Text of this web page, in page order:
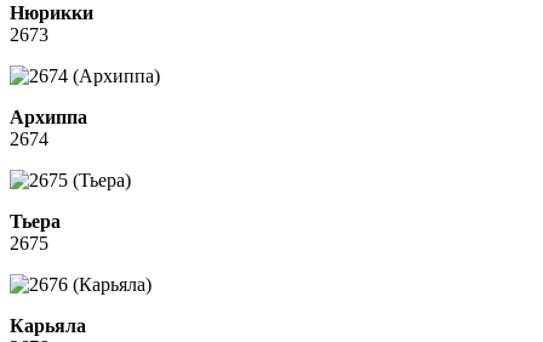
Нюрикки
2673
Архиппа
2674
Тьера
2675
Карьяла